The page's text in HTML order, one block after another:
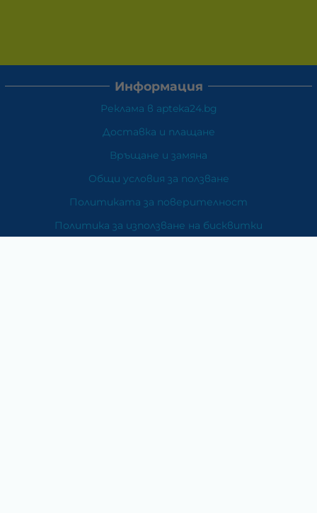
Информация
Реклама в apteka24.bg
Доставка и плащане
Връщане и замяна
Общи условия за ползване
Политиката за поверителност
Политика за използване на бисквитки